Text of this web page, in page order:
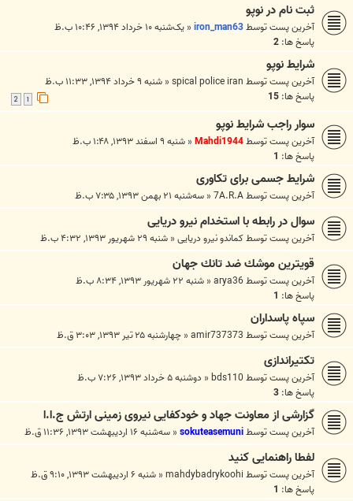
ثبت نام در نوپو
آخرین پست توسطiron_man63
« یک‌شنبه ۱۰ خرداد ۱۳۹۴, ۱۰:۴۶ ب.ظ
پاسخ ها: 2
شرايط نوپو
آخرین پست توسطspical police iran
« شنبه ۹ خرداد ۱۳۹۴, ۱۱:۳۳ ب.ظ
پاسخ ها: 15
سوار راجب شرایط نوپو
آخرین پست توسطMahdi1944
« شنبه ۹ اسفند ۱۳۹۳, ۱:۴۸ ب.ظ
پاسخ ها: 1
شرایط جسمی برای تکاوری
آخرین پست توسط7A.R.A
« سه‌شنبه ۲۱ بهمن ۱۳۹۳, ۷:۳۵ ب.ظ
سوال در رابطه با استخدام نیرو دریایی
آخرین پست توسطکماندو نیرو دریایی« شنبه ۲۹ شهریور ۱۳۹۳, ۴:۳۲ ب.ظ
قويترين موشك ضد تانك جهان
آخرین پست توسطarya36
« شنبه ۲۲ شهریور ۱۳۹۳, ۸:۳۴ ب.ظ
پاسخ ها: 1
سپاه پاسداران
آخرین پست توسطamir737373
« چهارشنبه ۲۵ تیر ۱۳۹۳, ۳:۰۳ ق.ظ
تکتیراندازی
آخرین پست توسطbds110
« دوشنبه ۵ خرداد ۱۳۹۳, ۷:۲۶ ب.ظ
پاسخ ها: 3
گزارشی از معاونت جهاد و خودکفایی نیروی زمینی ارتش ج.ا.ا
آخرین پست توسطsokuteasemuni
« سه‌شنبه ۱۶ اردیبهشت ۱۳۹۳, ۱۱:۳۶ ق.ظ
لفطا راهنمایی کنید
آخرین پست توسطmahdybadrykoohi
« شنبه ۶ اردیبهشت ۱۳۹۳, ۹:۱۰ ق.ظ
پاسخ ها: 1